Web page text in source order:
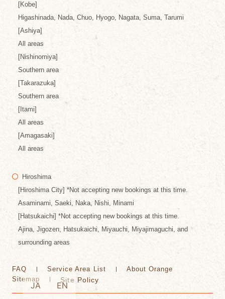
[Kobe]
Higashinada, Nada, Chuo, Hyogo, Nagata, Suma, Tarumi
[Ashiya]
All areas
[Nishinomiya]
Southern area
[Takarazuka]
Southern area
[Itami]
All areas
[Amagasaki]
All areas
Hiroshima
[Hiroshima City] *Not accepting new bookings at this time.
Asaminami, Saeki, Naka, Nishi, Minami
[Hatsukaichi] *Not accepting new bookings at this time.
Ajina, Jigozen, Hatsukaichi, Miyauchi, Miyajimaguchi, and
surrounding areas
FAQ Service Area List
About Orange
Sitemap
Site Policy
JA EN